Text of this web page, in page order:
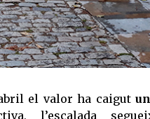
el valor ha caigutun
l’escalada